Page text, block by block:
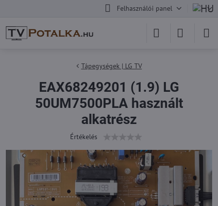
Felhasználói panel
Tápegységek | LG TV
EAX68249201 (1.9) LG
50UM7500PLA használt
alkatrész
Értékelés